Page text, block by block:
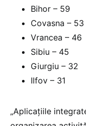
Bihor – 59
Covasna – 53
Vrancea – 46
Sibiu – 45
Giurgiu – 32
Ilfov – 31
„Aplicațiile